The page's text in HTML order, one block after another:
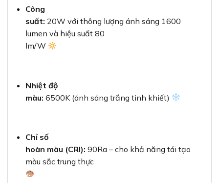
Công
suất: 20W với thông lượng ánh sáng 1600
lumen và hiệu suất 80
lm/W
Nhiệt độ
màu: 6500K (ánh sáng trắng tinh khiết)
Chỉ số
hoàn màu (CRI): 90Ra – cho khả năng tái tạo
màu sắc trung thực